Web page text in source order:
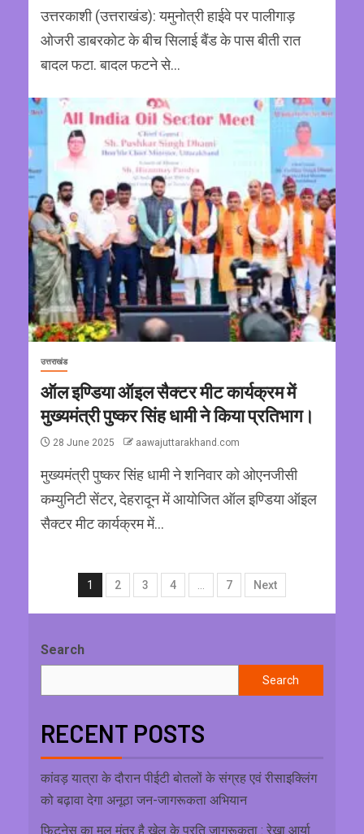
उत्तरकाशी (उत्तराखंड): यमुनोत्री हाईवे पर पालीगाड़
ओजरी डाबरकोट के बीच सिलाई बैंड के पास बीती रात
बादल फटा. बादल फटने से...
उत्तराखंड
ऑल इण्डिया ऑइल सैक्टर मीट कार्यक्रम में
मुख्यमंत्री पुष्कर सिंह धामी ने किया प्रतिभाग।
28 June 2025 aawajuttarakhand.com
मुख्यमंत्री पुष्कर सिंह धामी ने शनिवार को ओएनजीसी
कम्युनिटी सेंटर, देहरादून में आयोजित ऑल इण्डिया ऑइल
सैक्टर मीट कार्यक्रम में...
1 2 3 4 7 Next
Search
Search
RECENT POSTS
कांवड़ यात्रा के दौरान पीईटी बोतलों के संग्रह एवं रीसाइक्लिंग
को बढ़ावा देगा अनूठा जन-जागरूकता अभियान
फिटनेस का मूल मंत्र है खेल के प्रति जागरूकता : रेखा आर्या